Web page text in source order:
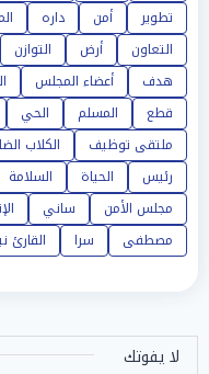
تطوير
أمن داره
التعاون
أرض التوازن
هدف
أعضاء المجلس
قطع
المسلم الحي
ملتقى توظيف
الكلاب
رئيس
الحياة السلامة
مجلس الأمن
ساني
مصطفى
سرا القارئ
لا يفوتك